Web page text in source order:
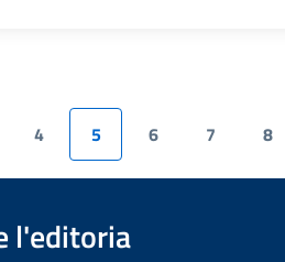
4 5 6 7 8
l'editoria